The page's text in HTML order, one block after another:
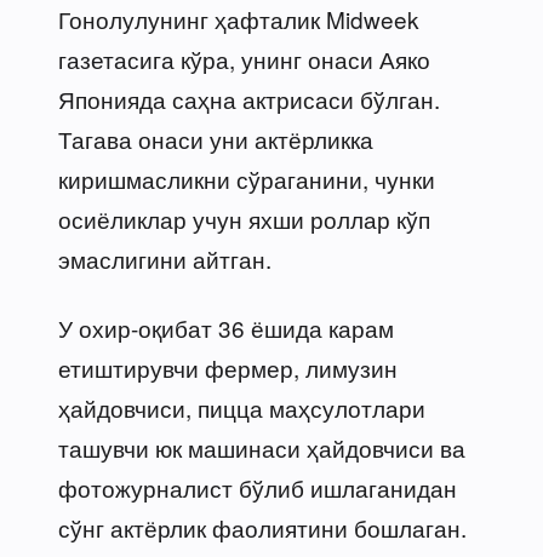
Гонолулунинг ҳафталик Midweek
газетасига кўра, унинг онаси Аяко
Японияда саҳна актрисаси бўлган.
Тагава онаси уни актёрликка
киришмасликни сўраганини, чунки
осиёликлар учун яхши роллар кўп
эмаслигини айтган.
У охир-оқибат 36 ёшида карам
етиштирувчи фермер, лимузин
ҳайдовчиси, пицца маҳсулотлари
ташувчи юк машинаси ҳайдовчиси ва
фотожурналист бўлиб ишлаганидан
сўнг актёрлик фаолиятини бошлаган.